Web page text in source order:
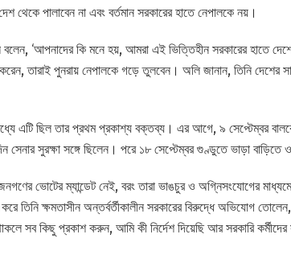
থেকে পালাবেন না এবং বর্তমান সরকারের হাতে নেপালকে নয়।
‘আপনাদের কি মনে হয়, আমরা এই ভিত্তিহীন সরকারের হাতে
করেন, তারাই পুনরায় নেপালকে গড়ে তুলবেন। অলি জানান, তিনি দেশের
মধ্যে এটি ছিল তার প্রথম প্রকাশ্য বক্তব্য। এর আগে, ৯ সেপ্টেম্বর
সেনার সুরক্ষা সঙ্গে ছিলেন। পরে ১৮ সেপ্টেম্বর গুণ্ডুতে ভাড়া বাড়িতে
ভোটের ম্যান্ডেট নেই, বরং তারা ভাঙচুর ও অগ্নিসংযোগের
ক্ষমতাসীন অন্তর্বর্তীকালীন সরকারের বিরুদ্ধে অভিযোগ
সব কিছু প্রকাশ করুন, আমি কী নির্দেশ দিয়েছি আর সরকারি কর্মীদের